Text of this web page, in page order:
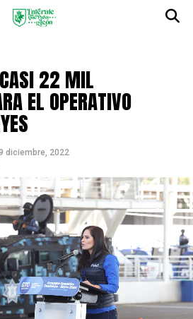
22 MIL
EL OPERATIVO
diciembre, 2022